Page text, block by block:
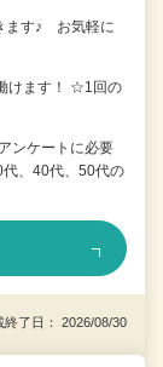
ます♪ お気軽に
けます！ ☆1回の
ンケートに必要
、40代、50代の
了日： 2026/08/30